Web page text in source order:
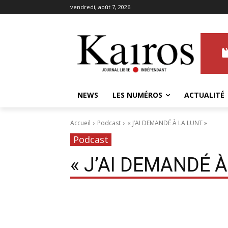
vendredi, août 7, 2026
NEWS LES NUMÉROS ACTUALITÉ
Accueil Podcast « J’AI DEMANDÉ À LA LUNT »
Podcast
« J’AI DEMANDÉ